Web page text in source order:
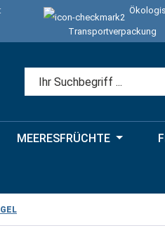
Transportverpackung
MEERESFRÜCHTE